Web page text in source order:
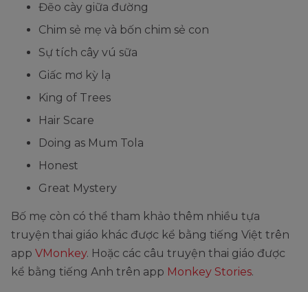
Đẽo cày giữa đường
Chim sẻ mẹ và bốn chim sẻ con
Sự tích cây vú sữa
Giấc mơ kỳ lạ
King of Trees
Hair Scare
Doing as Mum Tola
Honest
Great Mystery
Bố mẹ còn có thể tham khảo thêm nhiều tựa
truyện thai giáo khác được kể bằng tiếng Việt trên
app VMonkey. Hoặc các câu truyện thai giáo được
kể bằng tiếng Anh trên app Monkey Stories.